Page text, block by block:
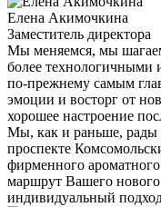
Елена Акимочкина
Заместитель директора
Мы меняемся, мы
более технологичными
по-прежнему самым
эмоции и восторг от
хорошее настроение
Мы, как и раньше, рады
проспекте
фирменного
маршрут Вашего
индивидуальный